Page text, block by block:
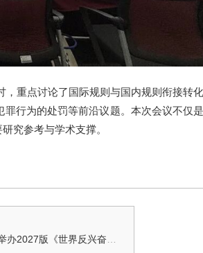
重点讨论了国际规则与国内规则衔接转化
行为的处罚等前沿议题。本次会议不仅
究参考与学术支撑。
反兴奋剂中心举办2027版《世界反兴奋剂条例》与国际标准专题培训班